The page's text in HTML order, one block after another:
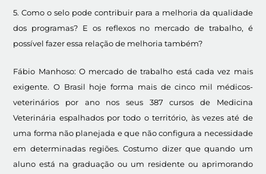
5. Como o selo pode contribuir para a melhoria da qualidade
dos programas? E os reflexos no mercado de trabalho, é
possível fazer essa relação de melhoria também?
Fábio Manhoso: O mercado de trabalho está cada vez mais
exigente. O Brasil hoje forma mais de cinco mil médicos-
veterinários por ano nos seus 387 cursos de Medicina
Veterinária espalhados por todo o território, às vezes até de
uma forma não planejada e que não configura a necessidade
em determinadas regiões. Costumo dizer que quando um
aluno está na graduação ou um residente ou aprimorando